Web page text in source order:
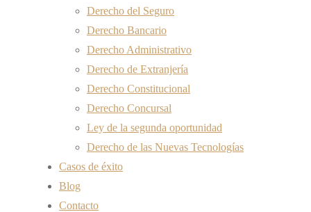
Derecho del Seguro
Derecho Bancario
Derecho Administrativo
Derecho de Extranjería
Derecho Constitucional
Derecho Concursal
Ley de la segunda oportunidad
Derecho de las Nuevas Tecnologías
Casos de éxito
Blog
Contacto